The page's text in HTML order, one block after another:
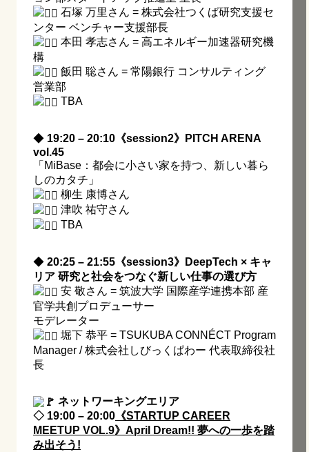
石塚 万里さん = 株式会社つくば研究支援セ
ンター ベンチャー支援部長
本田 孝志さん = 高エネルギー加速器研究機
構
飯田 聡さん = 常陽銀行 コンサルティング
営業部
TBA
◆ 19:20 – 20:10《session2》PITCH ARENA
vol.45
「MiBase：都会に小さい家を持つ、新しい暮ら
しのカタチ」
柳生 康博さん
津吹 祐守さん
TBA
◆ 20:25 – 21:55《session3》DeepTech × キャ
リア 研究と社会をつなぐ新しい仕事の選び方
安 敬さん = 筑波大学 国際産学連携本部 産
官学共創プロデューサー
モデレーター
堀下 恭平 = TSUKUBA CONNÉCT Program
Manager / 株式会社しびっくぱわー 代表取締役社
長
ネットワーキングエリア
◇ 19:00 – 20:00 《STARTUP CAREER
MEETUP VOL.9》April Dream!! 夢への一歩を踏
み出そう!